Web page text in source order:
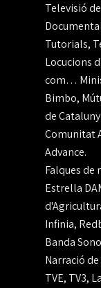
Televisió
Tutorials,
Locucions
com…
Bimbo,
de
Comunitat
Advance.
Falques
Estrella
Infinia,
Banda
Narració
TVE, TV3,